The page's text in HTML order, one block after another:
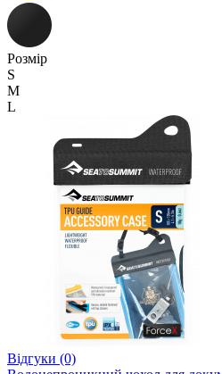
Розмір
S
M
L
Відгуки (0)